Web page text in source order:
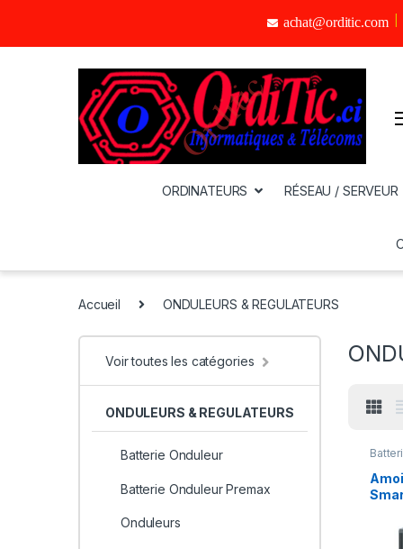
achat@orditic.com
ORDINATEURS RÉSEAU / SERVEUR
Accueil ONDULEURS & REGULATEURS
Voir toutes les catégories
ONDULEURS & REGULATEURS
Batterie Onduleur
Batterie Onduleur Premax
Onduleurs